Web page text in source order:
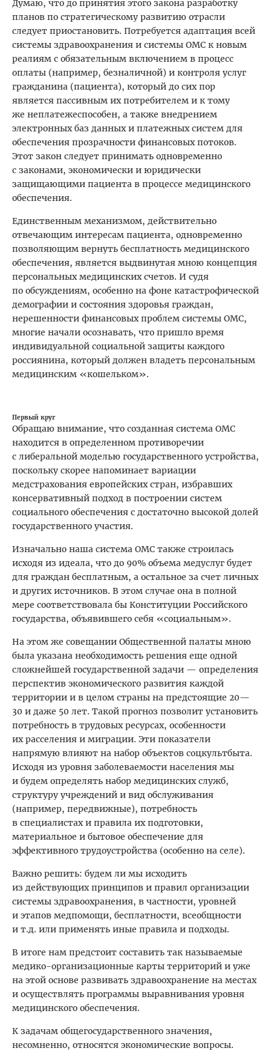
Думаю, что до принятия этого закона разработку
планов по стратегическому развитию отрасли
следует приостановить. Потребуется адаптация всей
системы здравоохранения и системы ОМС к новым
реалиям с обязательным включением в процесс
оплаты (например, безналичной) и контроля услуг
гражданина (пациента), который до сих пор
является пассивным их потребителем и к тому
же неплатежеспособен, а также внедрением
электронных баз данных и платежных систем для
обеспечения прозрачности финансовых потоков.
Этот закон следует принимать одновременно
с законами, экономически и юридически
защищающими пациента в процессе медицинского
обеспечения.
Единственным механизмом, действительно
отвечающим интересам пациента, одновременно
позволяющим вернуть бесплатность медицинского
обеспечения, является выдвинутая мною концепция
персональных медицинских счетов. И судя
по обсуждениям, особенно на фоне катастрофической
демографии и состояния здоровья граждан,
нерешенности финансовых проблем системы ОМС,
многие начали осознавать, что пришло время
индивидуальной социальной защиты каждого
россиянина, который должен владеть персональным
медицинским «кошельком».
Первый круг
Обращаю внимание, что созданная система ОМС
находится в определенном противоречии
с либеральной моделью государ­ственного устройства,
поскольку скорее напоминает вариации
медстрахования европейских стран, избравших
консервативный подход в построении систем
социального обеспечения с достаточно высокой долей
государственного участия.
Изначально наша система ОМС также строилась
исходя из идеала, что до 90% объема медуслуг будет
для граждан бесплатным, а остальное за счет личных
и других источников. В этом случае она в полной
мере соответствовала бы Конституции Российского
государства, объявившего себя «социальным».
На этом же совещании Общественной палаты мною
была указана необходимость решения еще одной
сложнейшей государственной задачи — определения
пер­спектив экономического развития каждой
территории и в целом страны на предстоящие 20—
30 и даже 50 лет. Такой прогноз позволит установить
потребность в трудовых ресурсах, особенности
их расселения и миграции. Эти показатели
напрямую влияют на набор объектов соцкультбыта.
Исходя из уровня заболеваемости населения мы
и будем определять набор медицинских служб,
структуру учреждений и вид обслуживания
(например, передвижные), потребность
в специалистах и правила их подготовки,
материальное и бытовое обеспечение для
эффективного трудоустрой­ства (особенно на селе).
Важно решить: будем ли мы исходить
из действующих прин­ципов и правил организации
системы здравоохранения, в частности, уровней
и этапов медпомощи, бесплатности, всеобщности
и т.д. или применять иные правила и подходы.
В итоге нам предстоит составить так называемые
медико-организационные карты территорий и уже
на этой основе развивать здравоохранение на местах
и осуществлять программы выравнивания уровня
медицинского обеспечения.
К задачам общегосударственного значения,
несомненно, относятся экономические вопросы.